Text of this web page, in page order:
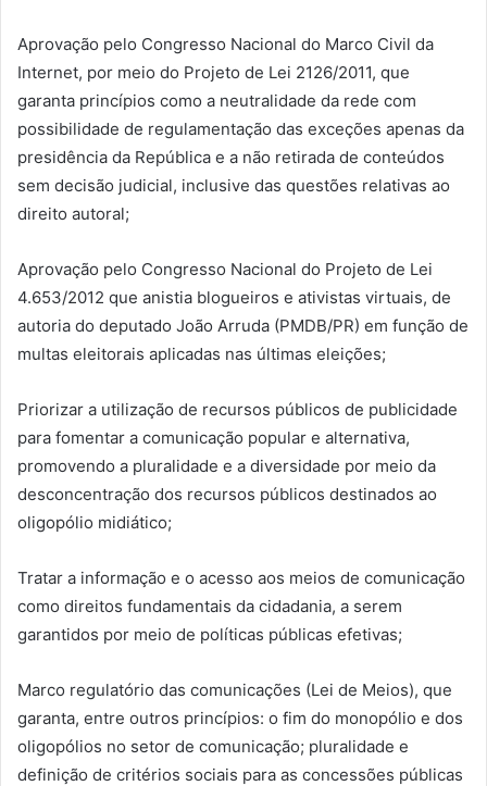
Aprovação pelo Congresso Nacional do Marco Civil da
Internet, por meio do Projeto de Lei 2126/2011, que
garanta princípios como a neutralidade da rede com
possibilidade de regulamentação das exceções apenas da
presidência da República e a não retirada de conteúdos
sem decisão judicial, inclusive das questões relativas ao
direito autoral;
Aprovação pelo Congresso Nacional do Projeto de Lei
4.653/2012 que anistia blogueiros e ativistas virtuais, de
autoria do deputado João Arruda (PMDB/PR) em função de
multas eleitorais aplicadas nas últimas eleições;
Priorizar a utilização de recursos públicos de publicidade
para fomentar a comunicação popular e alternativa,
promovendo a pluralidade e a diversidade por meio da
desconcentração dos recursos públicos destinados ao
oligopólio midiático;
Tratar a informação e o acesso aos meios de comunicação
como direitos fundamentais da cidadania, a serem
garantidos por meio de políticas públicas efetivas;
Marco regulatório das comunicações (Lei de Meios), que
garanta, entre outros princípios: o fim do monopólio e dos
oligopólios no setor de comunicação; pluralidade e
definição de critérios sociais para as concessões públicas